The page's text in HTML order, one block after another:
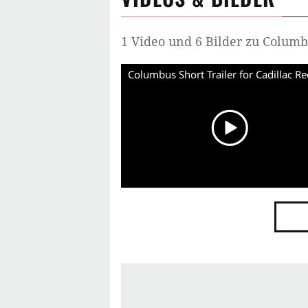
1 Video und 6 Bilder zu
Columbus Short Trailer for Cadillac